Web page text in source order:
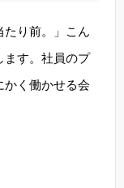
たり前。」こん
ます。社員のプ
かく働かせる会